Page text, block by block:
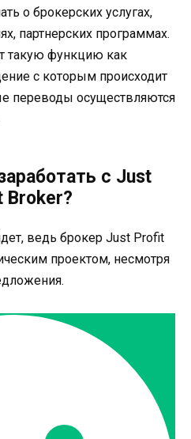
о брокерских услугах,
партнерских программах.
такую функцию как
с которым происходит
переводы осуществляются
с Just
Broker?
ведь брокер Just Profit
проектом, несмотря